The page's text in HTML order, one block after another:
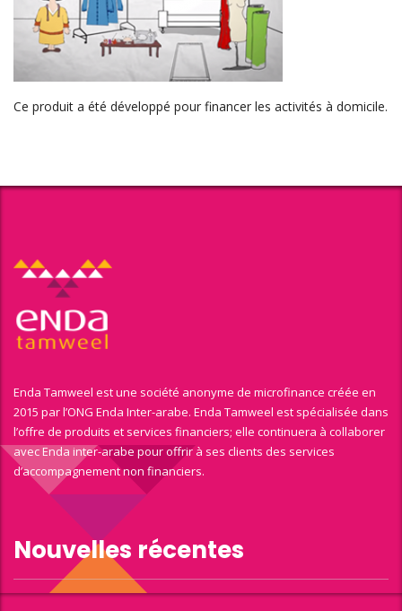
Ce produit a été développé pour financer les activités à domicile.
Enda Tamweel est une société anonyme de microfinance créée en
2015 par l’ONG Enda Inter-arabe. Enda Tamweel est spécialisée dans
l’offre de produits et services financiers; elle continuera à collaborer
avec Enda inter-arabe pour offrir à ses clients des services
d’accompagnement non financiers.
Nouvelles récentes